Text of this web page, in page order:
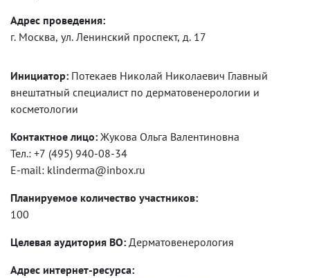
Адрес проведения:
г. Москва, ул. Ленинский проспект, д. 17
Инициатор: Потекаев Николай Николаевич Главный
внештатный специалист по дерматовенерологии и
косметологии
Контактное лицо:
Жукова Ольга Валентиновна
Тел.: +7 (495) 940-08-34
E-mail: klinderma@inbox.ru
Планируемое количество участников:
100
Целевая аудитория ВО: Дерматовенерология
Адрес интернет-ресурса: